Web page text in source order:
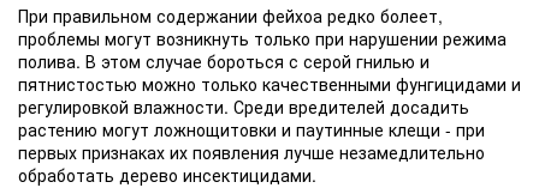
При правильном содержании фейхоа редко болеет,
проблемы могут возникнуть только при нарушении режима
полива. В этом случае бороться с серой гнилью и
пятнистостью можно только качественными фунгицидами и
регулировкой влажности. Среди вредителей досадить
растению могут ложнощитовки и паутинные клещи - при
первых признаках их появления лучше незамедлительно
обработать дерево инсектицидами.